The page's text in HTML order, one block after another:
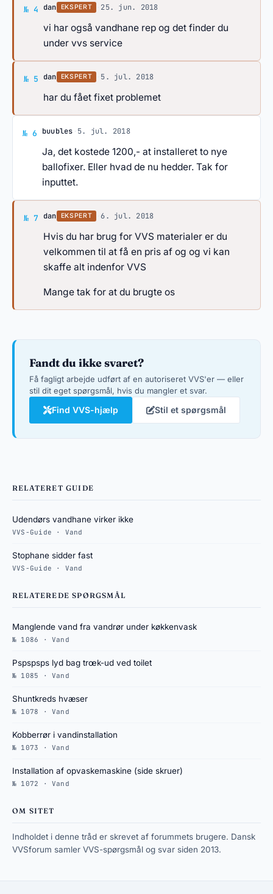
№ 4 Svar af dan
dan EKSPERT 25. jun. 2018
vi har også vandhane rep og det finder du
under vvs service
№ 5 Svar af dan
dan EKSPERT 5. jul. 2018
har du fået fixet problemet
№ 6 Svar af buubles
buubles · 5. jul. 2018
Ja, det kostede 1200,- at installeret to nye
ballofixer. Eller hvad de nu hedder. Tak for
inputtet.
№ 7 Svar af dan
dan EKSPERT ·6. jul. 2018
Hvis du har brug for VVS materialer er du
velkommen til at få en pris af og og vi kan
skaffe alt indenfor VVS
Mange tak for at du brugte os
Fandt du ikke svaret?
Få fagligt arbejde udført af en autoriseret VVS'er — eller
stil dit eget spørgsmål, hvis du mangler et svar.
Find VVS-hjælp Stil et spørgsmål
RELATERET GUIDE
Udendørs vandhane virker ikke
VVS-Guide · Vand
Stophane sidder fast
VVS-Guide · Vand
RELATEREDE SPØRGSMÅL
Manglende vand fra vandrør under køkkenvask
№ 1086 · Vand
Pspspsps lyd bag trœk-ud ved toilet
№ 1085 · Vand
Shuntkreds hvæser
№ 1078 · Vand
Kobberrør i vandinstallation
№ 1073 · Vand
Installation af opvaskemaskine (side skruer)
№ 1072 · Vand
OM SITET
Indholdet i denne tråd er skrevet af forummets brugere. Dansk
VVSforum samler VVS-spørgsmål og svar siden 2013.